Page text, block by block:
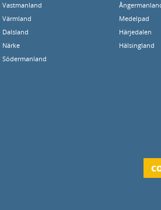
Vastmanland
Värmland
Dalsland
Närke
Södermanland
Medelpad
Härjedalen
Hälsingland